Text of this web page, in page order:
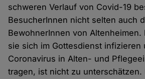
schweren Verlauf von Covid-19
BesucherInnen nicht selten auch
BewohnerInnen von Altenheimen.
sie sich im Gottesdienst infizieren
Coronavirus in Alten- und
tragen, ist nicht zu unterschätzen.